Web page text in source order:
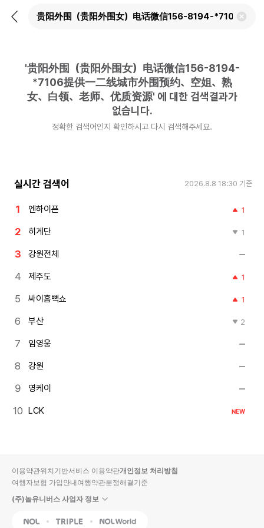
뒤
검
'贵阳外围（贵阳外围女）电话微信156-8194-
*7106提供一二线城市外围预约、空姐、熟
女、白领、老师、优质资源' 에 대한 검색결과가
없습니다.
정확한 검색어인지 확인하시고 다시 검색해주세요.
실시간 검색어 2026.8.8 18:30 기준
엔하이픈 1
히게단 1
강원전체
제주도 1
싸이흠뻑쇼 1
부산 2
임영웅
강원
영케이
LCK NEW
이용약관위치기반서비스 이용약관개인정보 처리방침
여행자보험 가입안내여행약관분쟁해결기준
(주)놀유니버스 사업자 정보
NOL Triple Interpark Global